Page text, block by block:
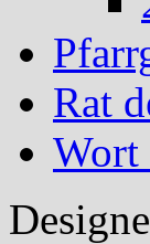
Rat
Wort